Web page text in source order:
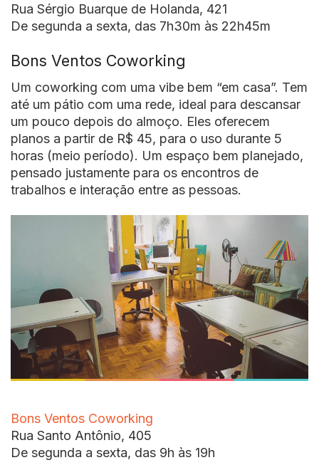
Rua Sérgio Buarque de Holanda, 421
De segunda a sexta, das 7h30m às 22h45m
Bons Ventos Coworking
Um coworking com uma vibe bem “em casa”. Tem
até um pátio com uma rede, ideal para descansar
um pouco depois do almoço. Eles oferecem
planos a partir de R$ 45, para o uso durante 5
horas (meio período). Um espaço bem planejado,
pensado justamente para os encontros de
trabalhos e interação entre as pessoas.
Bons Ventos Coworking
Rua Santo Antônio, 405
De segunda a sexta, das 9h às 19h